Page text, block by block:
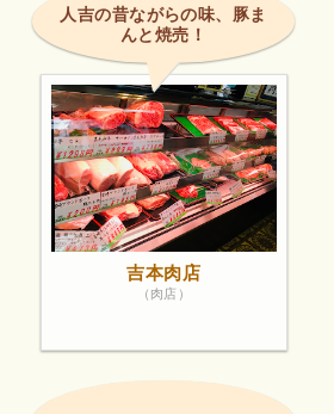
人吉の昔ながらの味、豚ま
んと焼売！
吉本肉店
（肉店）